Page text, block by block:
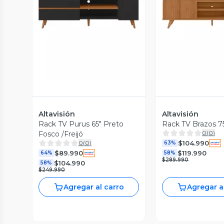
Vista Previa
Altavisión
Rack TV Purus 65" Preto
Fosco /Freijó
0(0)
64% $89.990
58% $104.990
$249.990
Agregar al carro
Vista
Altavisión
Rack TV Brazos
0(0)
63% $104.990
58% $119.990
$289.990
Agregar